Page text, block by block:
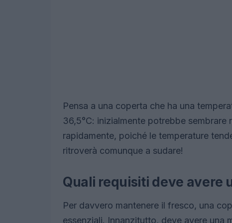
Pensa a una coperta che ha una
36,5°C: inizialmente potrebbe
rapidamente, poiché le temperature
ritroverà comunque a sudare!
Quali requisiti deve avere
Per davvero mantenere il fresco, una
essenziali. Innanzitutto, deve avere una